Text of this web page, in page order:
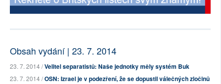
Obsah vydání | 23. 7. 2014
23. 7. 2014 /Velitel separatistů: Naše jednotky měly systém Buk
23. 7. 2014 /OSN: Izrael je v podezření, že se dopustil válečných zločinů